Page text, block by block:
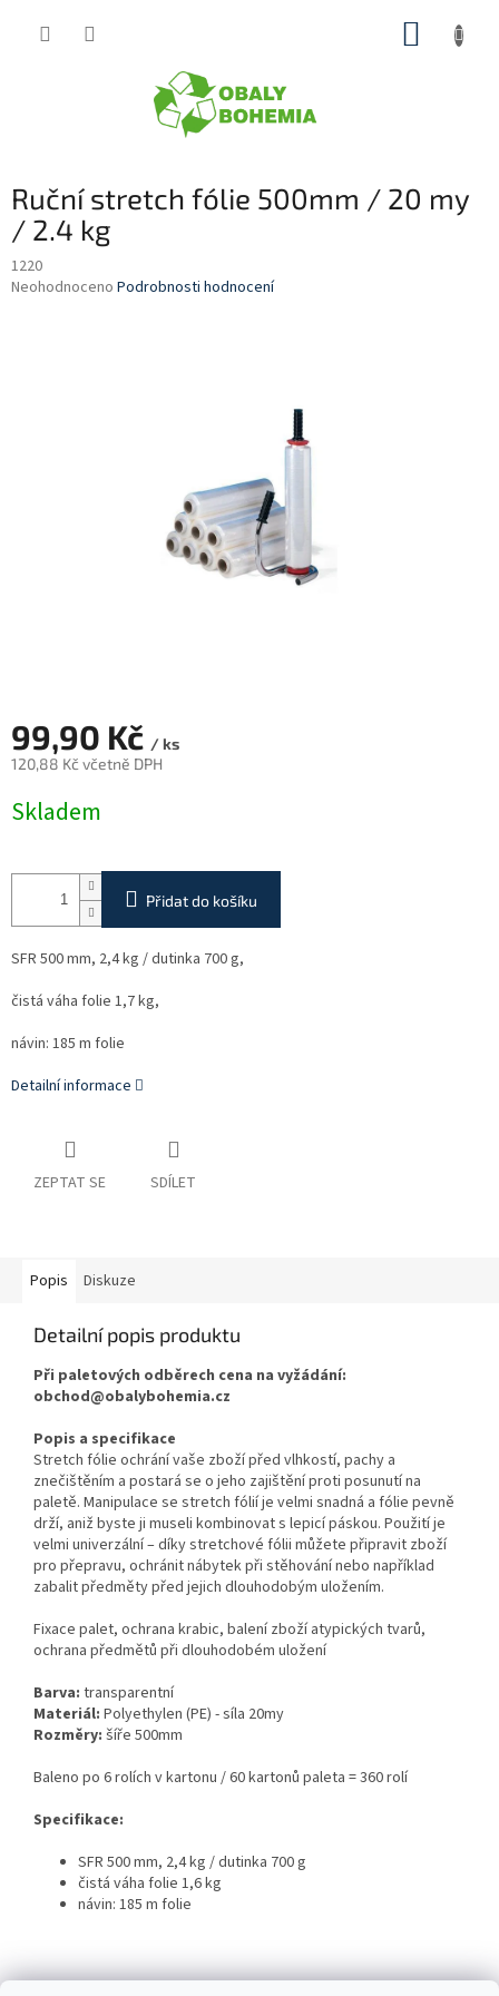
Ruční stretch fólie 500mm / 20 my
/ 2.4 kg
1220
Průměrné
Neohodnoceno Podrobnosti hodnocení
99,90 Kč / ks
120,88 Kč včetně DPH
cena:
Skladem
Přidat do košíku
SFR 500 mm, 2,4 kg / dutinka 700 g,
čistá váha folie 1,7 kg,
návin: 185 m folie
Detailní informace
ZEPTAT SE SDÍLET
Popis Diskuze
Detailní popis produktu
Při paletových odběrech cena na vyžádání:
obchod@obalybohemia.cz
Popis a specifikace
Stretch fólie ochrání vaše zboží před vlhkostí, pachy a
znečištěním a postará se o jeho zajištění proti posunutí na
paletě. Manipulace se stretch fólií je velmi snadná a fólie pevně
drží, aniž byste ji museli kombinovat s lepicí páskou. Použití je
velmi univerzální – díky stretchové fólii můžete připravit zboží
pro přepravu, ochránit nábytek při stěhování nebo například
zabalit předměty před jejich dlouhodobým uložením.
Fixace palet, ochrana krabic, balení zboží atypických tvarů,
ochrana předmětů při dlouhodobém uložení
Barva: transparentní
Materiál: Polyethylen (PE) - síla 20my
Rozměry: šíře 500mm
Baleno po 6 rolích v kartonu / 60 kartonů paleta = 360 rolí
Specifikace:
SFR 500 mm, 2,4 kg / dutinka 700 g
čistá váha folie 1,6 kg
návin: 185 m folie
Z